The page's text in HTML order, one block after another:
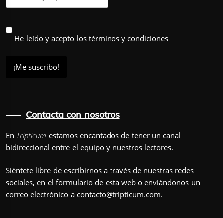
He leído y acepto los términos y condiciones
Contacta con nosotros
En Tripticum estamos encantados de tener un canal
bidireccional entre el equipo y nuestros lectores.
Siéntete libre de escribirnos a través de nuestras redes
sociales, en el formulariode esta web o enviándonos un
correo electrónico a contacto@tripticum.com.